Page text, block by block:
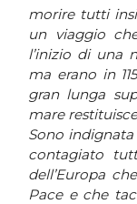
morire tutti
un viaggio
l’inizio di una
ma erano in
gran lunga
mare
Sono indignata
contagiato
dell’Europa
Pace e che